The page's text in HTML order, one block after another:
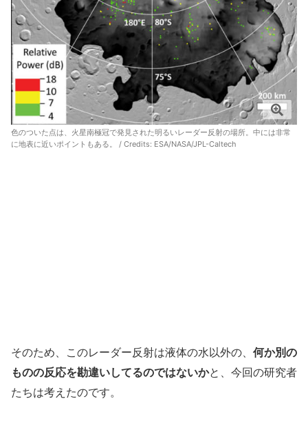
色のついた点は、火星南極冠で発見された明るいレーダー反射の場所。中には非常
に地表に近いポイントもある。 / Credits: ESA/NASA/JPL-Caltech
そのため、このレーダー反射は液体の水以外の、 何か別の
ものの反応を勘違いしてるのではないかと、今回の研究者
たちは考えたのです。